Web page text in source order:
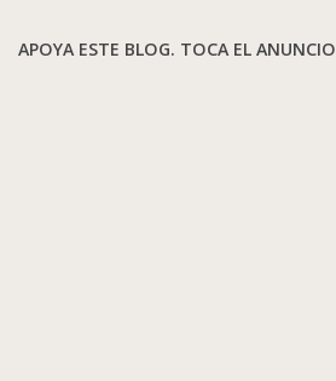
APOYA ESTE BLOG. TOCA EL ANUNCIO